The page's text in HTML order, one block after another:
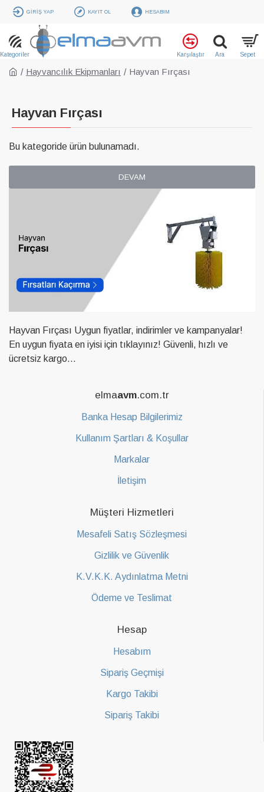
GIRIŞ YAP KAYIT OL HESABIM
Hayvancılık Ekipmanları Hayvan Fırçası
Hayvan Fırçası
Hayvan Fırçası Uygun fiyatlar, indirimler ve kampanyalar!
En uygun fiyata en iyisi için tıklayınız! Güvenli, hızlı ve
ücretsiz kargo...
Bu kategoride ürün bulunamadı.
DEVAM
elmaavm.com.tr
Banka Hesap Bilgilerimiz
Kullanım Şartları & Koşullar
Markalar
İletişim
Müşteri Hizmetleri
Mesafeli Satış Sözleşmesi
Gizlilik ve Güvenlik
K.V.K.K. Aydınlatma Metni
Ödeme ve Teslimat
Hesap
Hesabım
Sipariş Geçmişi
Kargo Takibi
Sipariş Takibi